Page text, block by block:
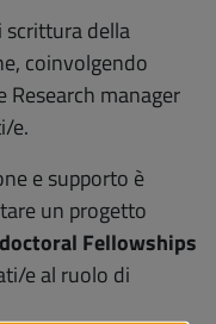
scrittura della
coinvolgendo
manager
e.
e supporto è
un progetto
Fellowships
e al ruolo di